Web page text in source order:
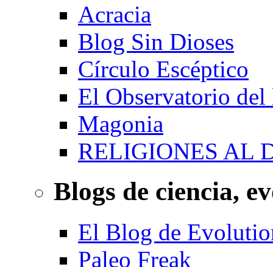
Acracia
Blog Sin Dioses
Círculo Escéptico
El Observatorio
Magonia
RELIGIONES AL
Blogs de ciencia,
El Blog de
Paleo Freak